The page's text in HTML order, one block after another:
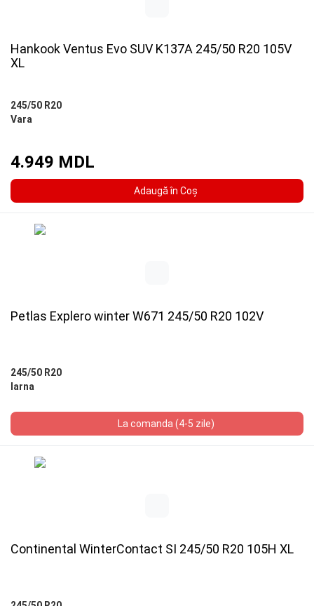
Hankook Ventus Evo SUV K137A 245/50 R20 105V
XL
245/50 R20
Vara
4.949 MDL
Adaugă în Coş
Petlas Explero winter W671 245/50 R20 102V
245/50 R20
Iarna
La comanda (4-5 zile)
Continental WinterContact SI 245/50 R20 105H XL